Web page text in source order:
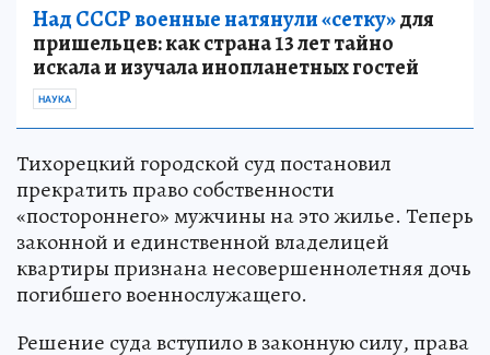
Над СССР военные натянули «сетку»для
пришельцев: как страна 13 лет тайно
искала и изучала инопланетных гостей
НАУКА
Тихорецкий городской суд постановил
прекратить право собственности
«постороннего» мужчины на это жилье. Теперь
законной и единственной владелицей
квартиры признана несовершеннолетняя дочь
погибшего военнослужащего.
Решение суда вступило в законную силу, права